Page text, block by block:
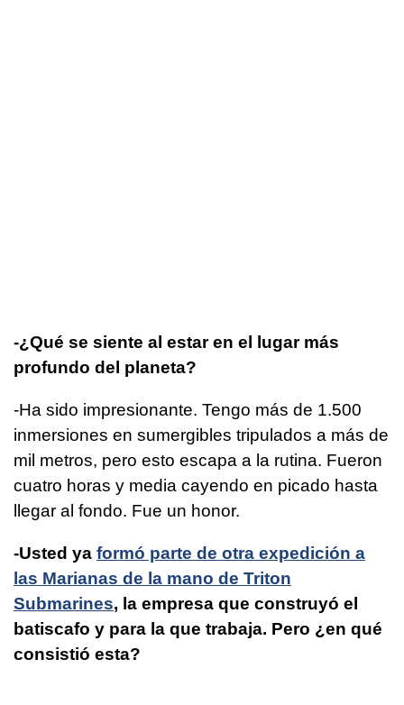
-¿Qué se siente al estar en el lugar más
profundo del planeta?
-Ha sido impresionante. Tengo más de 1.500
inmersiones en sumergibles tripulados a más de
mil metros, pero esto escapa a la rutina. Fueron
cuatro horas y media cayendo en picado hasta
llegar al fondo. Fue un honor.
-Usted ya formó parte de otra expedición a
las Marianas de la mano de Triton
Submarines, la empresa que construyó el
batiscafo y para la que trabaja. Pero ¿en qué
consistió esta?